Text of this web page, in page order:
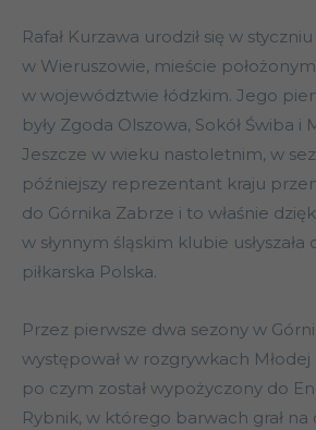
Rafał Kurzawa urodził się w
w Wieruszowie, mieście położonym
w województwie łódzkim. Jego
były Zgoda Olszowa, Sokół Świba i
Jeszcze w wieku nastoletnim, w
późniejszy reprezentant kraju
do Górnika Zabrze i to właśnie
w słynnym śląskim klubie usłyszała
piłkarska Polska.
Przez pierwsze dwa sezony w
występował w rozgrywkach Młodej
po czym został wypożyczony do
Rybnik, w którego barwach grał